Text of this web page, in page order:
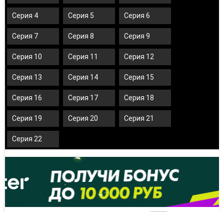
Серия 4 Серия 5 Серия 6
Серия 7 Серия 8 Серия 9
Серия 10 Серия 11 Серия 12
Серия 13 Серия 14 Серия 15
Серия 16 Серия 17 Серия 18
Серия 19 Серия 20 Серия 21
Серия 22